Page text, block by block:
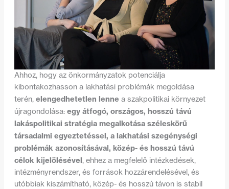
Ahhoz, hogy az önkormányzatok potenciálja
kibontakozhasson a lakhatási problémák megoldása
terén, elengedhetetlen lenne a szakpolitikai környezet
újragondolása:egy átfogó, országos, hosszú távú
lakáspolitikai stratégia megalkotása széleskörű
társadalmi egyeztetéssel, a lakhatási szegénységi
problémák azonosításával, közép- és hosszú távú
célok kijelölésével, ehhez a megfelelő intézkedések,
intézményrendszer, és források hozzárendelésével, és
utóbbiak kiszámítható, közép- és hosszú távon is stabil